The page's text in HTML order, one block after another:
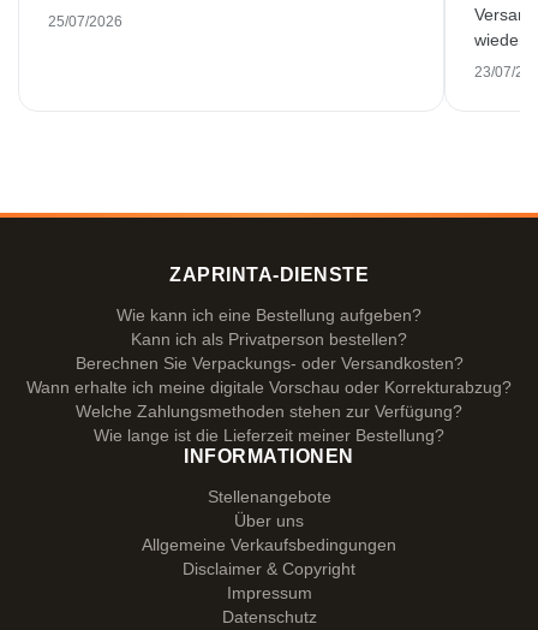
25/07/2026
wieder
23/07/
ZAPRINTA-DIENSTE
Wie kann ich eine Bestellung aufgeben?
Kann ich als Privatperson bestellen?
Berechnen Sie Verpackungs- oder Versandkosten?
Wann erhalte ich meine digitale Vorschau oder Korrekturabzug?
Welche Zahlungsmethoden stehen zur Verfügung?
Wie lange ist die Lieferzeit meiner Bestellung?
INFORMATIONEN
Stellenangebote
Über uns
Allgemeine Verkaufsbedingungen
Disclaimer & Copyright
Impressum
Datenschutz